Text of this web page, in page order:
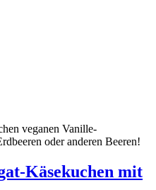
veganen Vanille-
oder anderen Beeren!
Käsekuchen mit